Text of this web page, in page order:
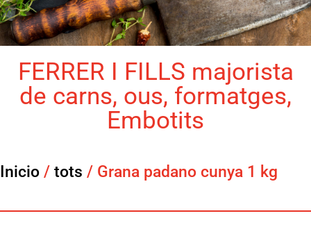
FERRER I FILLS majorista
de carns, ous, formatges,
Embotits
Inicio / tots / Grana padano cunya 1 kg